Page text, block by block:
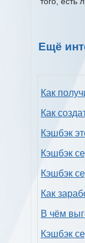
Ещё
Как
Как
Кэшбэк
Кэшбэк
Кэшбэк
Как
В чём
Кэшбэк